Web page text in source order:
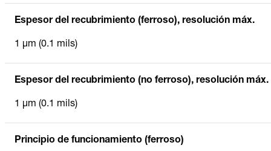
Espesor del recubrimiento (ferroso), resolución máx.
1 µm (0.1 mils)
Espesor del recubrimiento (no ferroso), resolución máx.
1 µm (0.1 mils)
Principio de funcionamiento (ferroso)